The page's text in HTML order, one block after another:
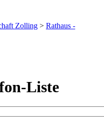
Zolling > Rathaus -
Liste